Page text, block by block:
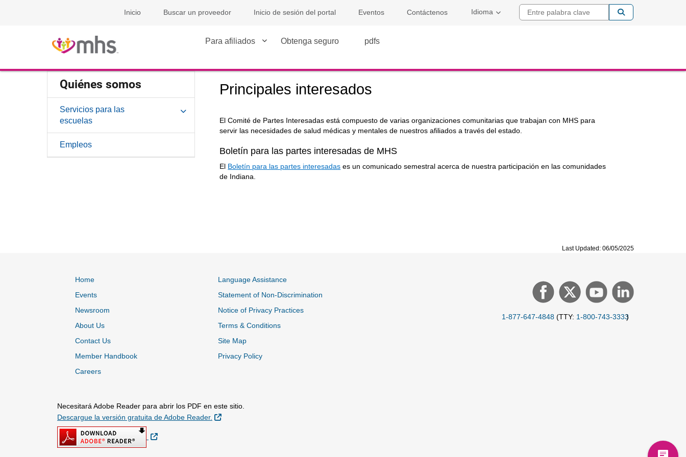
Inicio Buscar un proveedor Inicio de sesión del portal Eventos Contáctenos Idioma Entre palabra
Para afiliados Obtenga seguro pdfs
Quiénes somos
Servicios para las
escuelas
Empleos
Principales interesados
El Comité de Partes Interesadas está compuesto de varias organizaciones comunitarias que trabajan con MHS para
servir las necesidades de salud médicas y mentales de nuestros afiliados a través del estado.
Boletín para las partes interesadas de MHS
El Boletín para las partes interesadas es un comunicado semestral acerca de nuestra participación en las comunidades
de Indiana.
Last Updated: 06/05/2025
Home
Events
Newsroom
About Us
Contact Us
Member Handbook
Careers
Language Assistance
Statement of Non-Discrimination
Notice of Privacy Practices
Terms & Conditions
Site Map
Privacy Policy
Necesitará Adobe Reader para abrir los PDF en este sitio.
Descargue la versión gratuita de Adobe Reader.
Sitio Externo
Sitio Externo
1-877-647-4848 (TTY: 1-800-743-3333)